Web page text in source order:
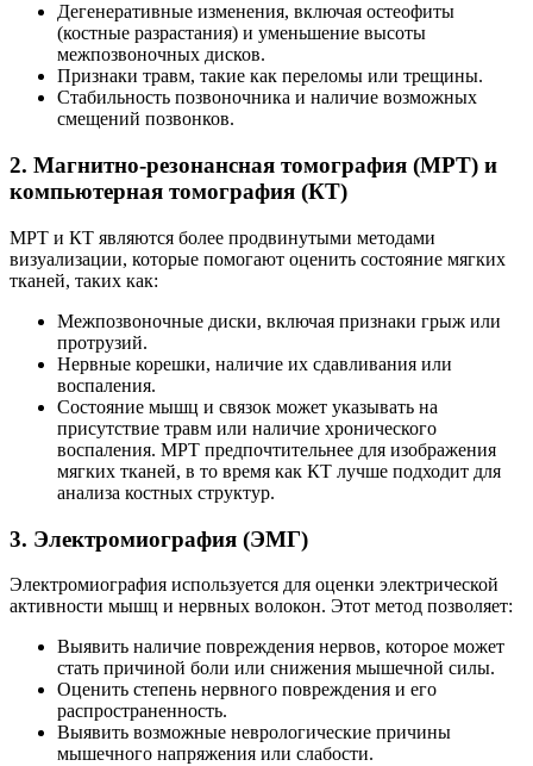
Дегенеративные изменения, включая остеофиты
(костные разрастания) и уменьшение высоты
межпозвоночных дисков.
Признаки травм, такие как переломы или трещины.
Стабильность позвоночника и наличие возможных
смещений позвонков.
2. Магнитно-резонансная томография (МРТ) и
компьютерная томография (КТ)
МРТ и КТ являются более продвинутыми методами
визуализации, которые помогают оценить состояние мягких
тканей, таких как:
Межпозвоночные диски, включая признаки грыж или
протрузий.
Нервные корешки, наличие их сдавливания или
воспаления.
Состояние мышц и связок может указывать на
присутствие травм или наличие хронического
воспаления. МРТ предпочтительнее для изображения
мягких тканей, в то время как КТ лучше подходит для
анализа костных структур.
3. Электромиография (ЭМГ)
Электромиография используется для оценки электрической
активности мышц и нервных волокон. Этот метод позволяет:
Выявить наличие повреждения нервов, которое может
стать причиной боли или снижения мышечной силы.
Оценить степень нервного повреждения и его
распространенность.
Выявить возможные неврологические причины
мышечного напряжения или слабости.